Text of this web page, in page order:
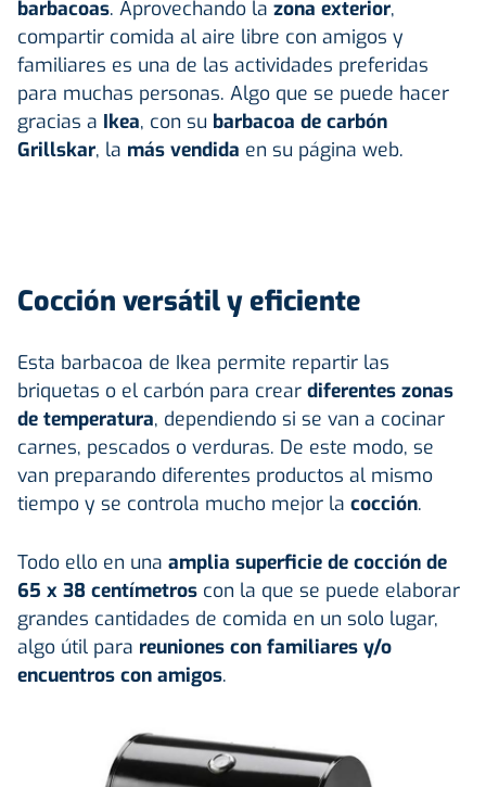
barbacoas. Aprovechando la zona exterior,
compartir comida al aire libre con amigos y
familiares es una de las actividades preferidas
para muchas personas. Algo que se puede hacer
gracias a Ikea, con su barbacoa de carbón
Grillskar, la más vendida en su página web.
Cocción versátil y eficiente
Esta barbacoa de Ikea permite repartir las
briquetas o el carbón para crear diferentes zonas
de temperatura, dependiendo si se van a cocinar
carnes, pescados o verduras. De este modo, se
van preparando diferentes productos al mismo
tiempo y se controla mucho mejor la cocción.
Todo ello en una amplia superficie de cocción de
65 x 38 centímetros con la que se puede elaborar
grandes cantidades de comida en un solo lugar,
algo útil para reuniones con familiares y/o
encuentros con amigos.